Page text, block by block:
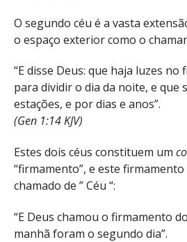
O segundo céu é a vasta
o espaço exterior como o
“E disse Deus: que haja luzes
para dividir o dia da noite, e que
estações, e por dias e anos”.
(Gen 1:14 KJV)
Estes dois céus constituem um
“firmamento”, e este
chamado de ” Céu “:
“E Deus chamou o firmamento
manhã foram o segundo dia”.